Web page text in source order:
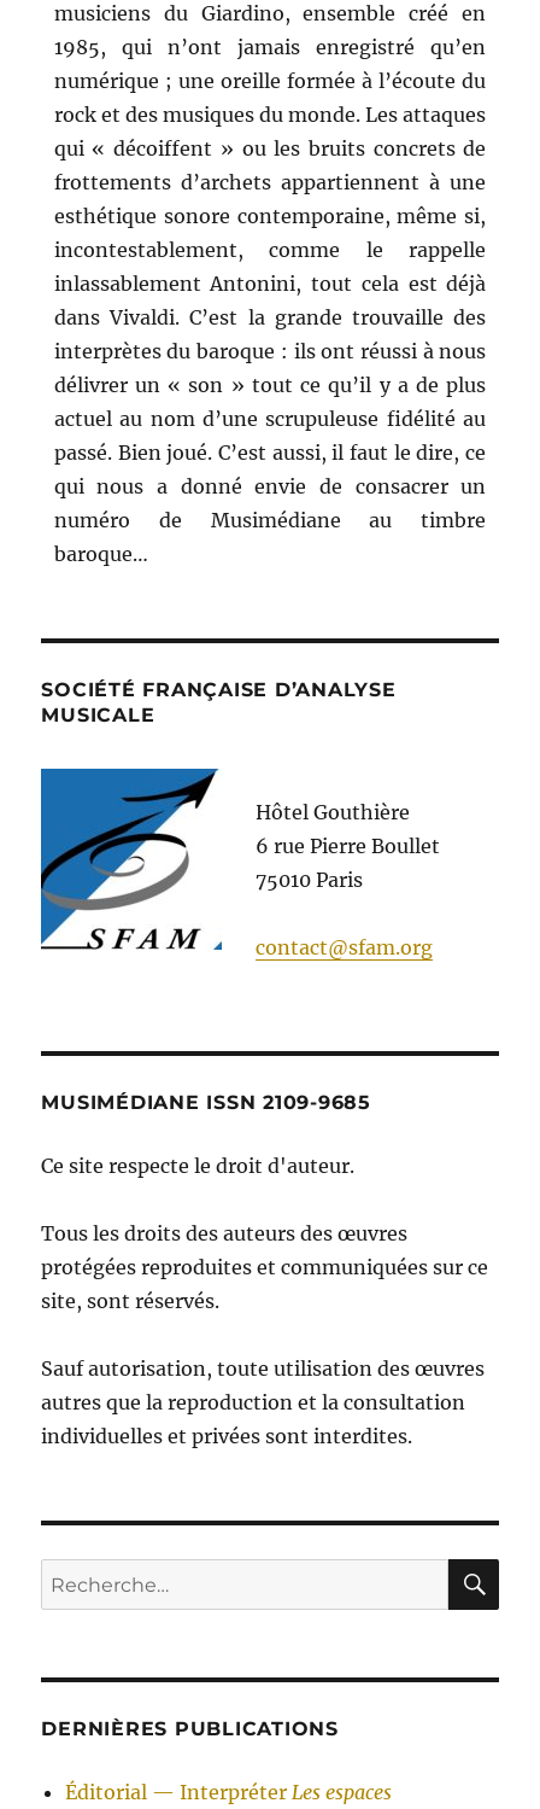
musiciens du Giardino, ensemble créé en
1985, qui n’ont jamais enregistré qu’en
numérique ; une oreille formée à l’écoute du
rock et des musiques du monde. Les attaques
qui « décoiffent » ou les bruits concrets de
frottements d’archets appartiennent à une
esthétique sonore contemporaine, même si,
incontestablement, comme le rappelle
inlassablement Antonini, tout cela est déjà
dans Vivaldi. C’est la grande trouvaille des
interprètes du baroque : ils ont réussi à nous
délivrer un « son » tout ce qu’il y a de plus
actuel au nom d’une scrupuleuse fidélité au
passé. Bien joué. C’est aussi, il faut le dire, ce
qui nous a donné envie de consacrer un
numéro de Musimédiane au timbre
baroque…
SOCIÉTÉ FRANÇAISE D’ANALYSE
MUSICALE
Hôtel Gouthière
6 rue Pierre Boullet
75010 Paris
contact@sfam.org
MUSIMÉDIANE ISSN 2109-9685
Ce site respecte le droit d'auteur.
Tous les droits des auteurs des œuvres
protégées reproduites et communiquées sur ce
site, sont réservés.
Sauf autorisation, toute utilisation des œuvres
autres que la reproduction et la consultation
individuelles et privées sont interdites.
Recherche
pour :
DERNIÈRES PUBLICATIONS
Éditorial — Interpréter Les espaces